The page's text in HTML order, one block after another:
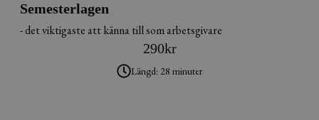
Semesterlagen
- det viktigaste att känna till som arbetsgivare
290kr
Längd: 28 minuter